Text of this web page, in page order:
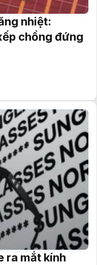
nhiệt:
chồng đứng
ra mắt kính